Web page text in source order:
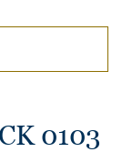
0103